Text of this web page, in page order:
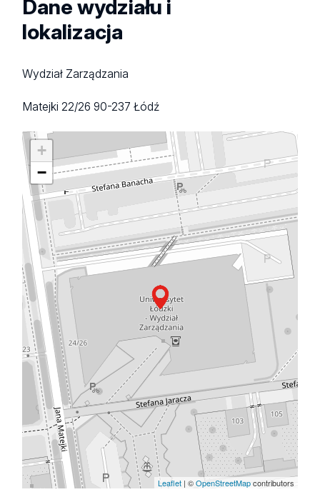
Dane wydziału i
lokalizacja
Wydział Zarządzania
Matejki 22/2690-237 Łódź
+
−
Leaflet| ©OpenStreetMapcontributors